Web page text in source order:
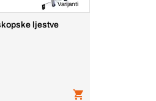
Varijanti
ljestve